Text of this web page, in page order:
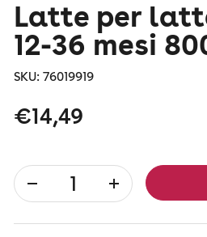
Latte per
12-36 mesi
SKU: 76019919
Prezzo:
€14,49
Quantità